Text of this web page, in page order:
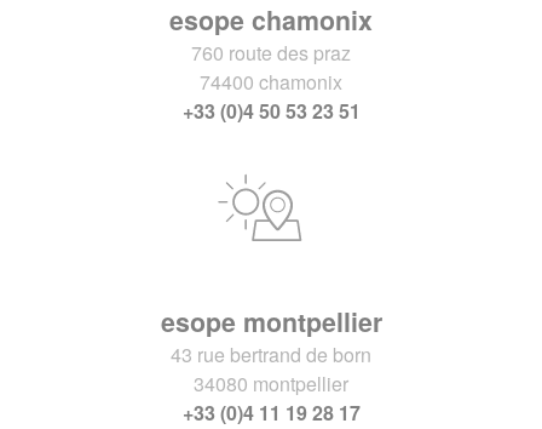
esope chamonix
760 route des praz
74400 chamonix
+33 (0)4 50 53 23 51
esope montpellier
43 rue bertrand de born
34080 montpellier
+33 (0)4 11 19 28 17